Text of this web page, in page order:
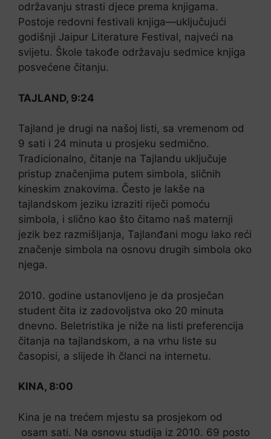
održavanju strasti djece prema knjigama.
Postoje redovni festivali knjiga—uključujući
godišnji Jaipur Literature Festival, najveći na
svijetu. Škole takođe održavaju sedmice knjiga
posvećene čitanju.
TAJLAND, 9:24
Tajland je drugi na našoj listi, sa vremenom od
9 sati i 24 minuta u prosjeku sedmično.
Tradicionalno, čitanje na Tajlandu uključuje
pristup značenjima putem simbola, sličnih
kineskim znakovima. Često je lakše na
tajlandskom jeziku izraziti riječi pomoću
simbola, i slično kao što čitamo naš maternji
jezik bez razmišljanja, Tajlanđani mogu lako reći
značenje simbola na osnovu drugih simbola oko
njega.
2010. godine ustanovljeno je da prosječan
student čita iz zadovoljstva oko 20 minuta
dnevno. Beletristika je niže na listi preferencija
čitanja na tajlandskom, a na vrhu liste su
časopisi, a slijede ih članci na internetu.
KINA, 8:00
Kina je na trećem mjestu sa prosjekom od
osam sati. Na osnovu studija iz 2010. 69 posto